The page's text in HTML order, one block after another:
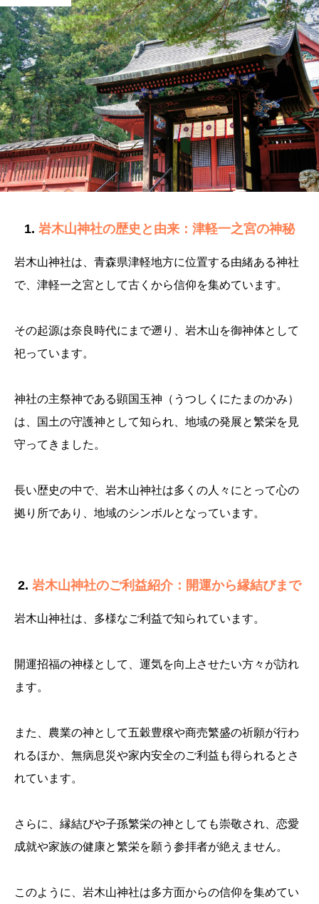
1. 岩木山神社の歴史と由来：津軽一之宮の神秘
岩木山神社は、青森県津軽地方に位置する由緒ある神社
で、津軽一之宮として古くから信仰を集めています。
その起源は奈良時代にまで遡り、岩木山を御神体として
祀っています。
神社の主祭神である顕国玉神（うつしくにたまのかみ）
は、国土の守護神として知られ、地域の発展と繁栄を見
守ってきました。
長い歴史の中で、岩木山神社は多くの人々にとって心の
拠り所であり、地域のシンボルとなっています。
2. 岩木山神社のご利益紹介：開運から縁結びまで
岩木山神社は、多様なご利益で知られています。
開運招福の神様として、運気を向上させたい方々が訪れ
ます。
また、農業の神として五穀豊穣や商売繁盛の祈願が行わ
れるほか、無病息災や家内安全のご利益も得られるとさ
れています。
さらに、縁結びや子孫繁栄の神としても崇敬され、恋愛
成就や家族の健康と繁栄を願う参拝者が絶えません。
このように、岩木山神社は多方面からの信仰を集めてい